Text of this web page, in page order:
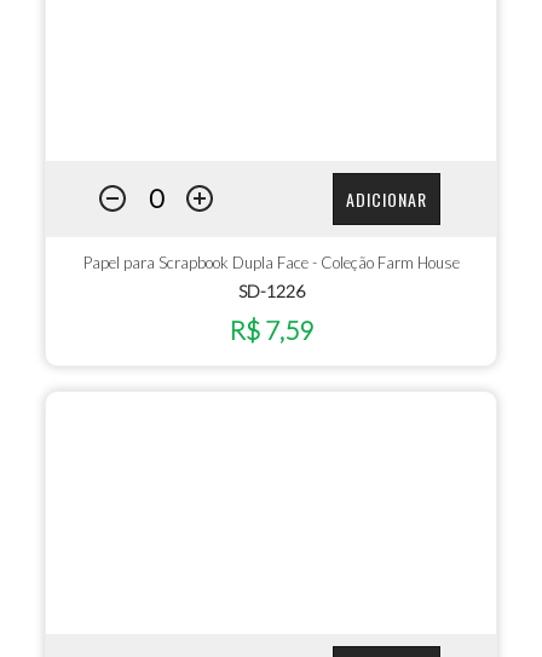
ADICIONAR
Papel para Scrapbook Dupla Face - Coleção Farm House
SD-1226
R$ 7,59